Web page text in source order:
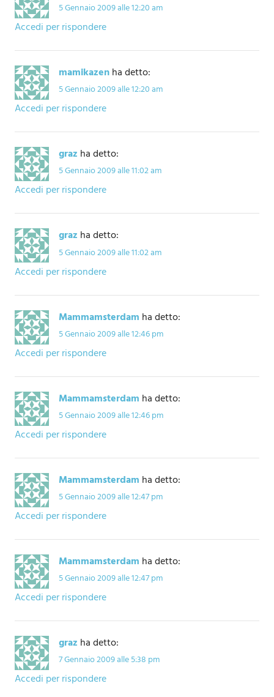
5 Gennaio 2009 alle 12:20 am
Accedi per rispondere
mamikazenha detto:
5 Gennaio 2009 alle 12:20 am
Accedi per rispondere
graz ha detto:
5 Gennaio 2009 alle 11:02 am
Accedi per rispondere
graz ha detto:
5 Gennaio 2009 alle 11:02 am
Accedi per rispondere
Mammamsterdam ha detto:
5 Gennaio 2009 alle 12:46 pm
Accedi per rispondere
Mammamsterdam ha detto:
5 Gennaio 2009 alle 12:46 pm
Accedi per rispondere
Mammamsterdam ha detto:
5 Gennaio 2009 alle 12:47 pm
Accedi per rispondere
Mammamsterdam ha detto:
5 Gennaio 2009 alle 12:47 pm
Accedi per rispondere
graz ha detto:
7 Gennaio 2009 alle 5:38 pm
Accedi per rispondere